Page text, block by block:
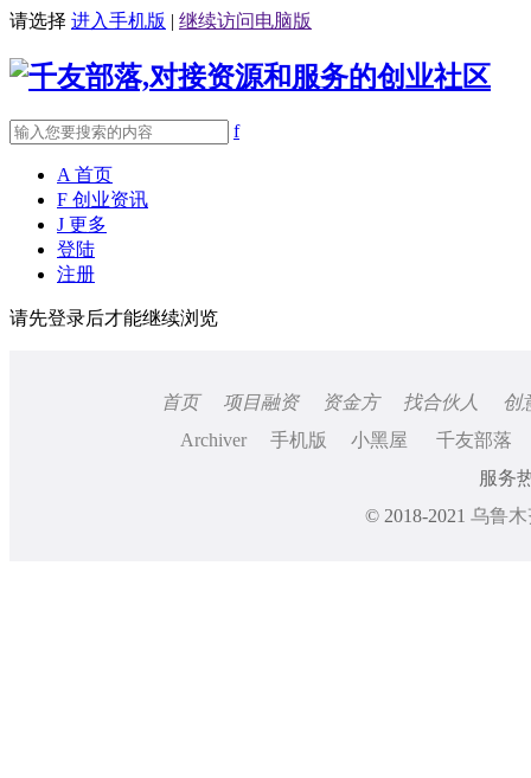
请选择 进入手机版 | 继续访问电脑版
f
A 首页
F 创业资讯
J 更多
登陆
注册
请先登录后才能继续浏览
首页 项目融资 资金方 找合伙人
创
Archiver
手机版 小黑屋
千友部落
服务
© 2018-2021 乌鲁